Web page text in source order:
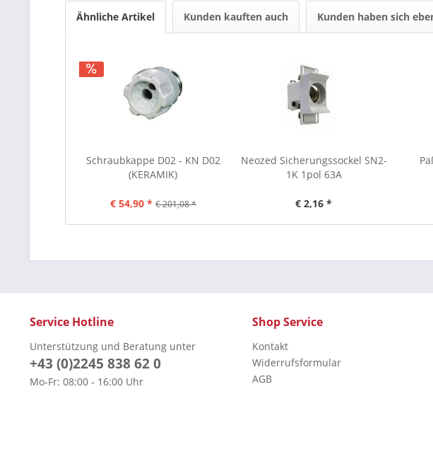
Ähnliche Artikel Kunden kauften auch Kunden haben sich
Schraubkappe D02 - KN D02
(KERAMIK)
€ 54,90 * € 201,08 *
Neozed Sicherungssockel SN2-
1K 1pol 63A
€ 2,16 *
Service Hotline
Unterstützung und Beratung unter
+43 (0)2245 838 62 0
Mo-Fr: 08:00 - 16:00 Uhr
Shop Service
Kontakt
Widerrufsformular
AGB